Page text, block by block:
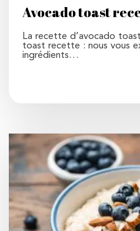
Avocado toast
La recette d’avocado
toast recette : nous vous
ingrédients…